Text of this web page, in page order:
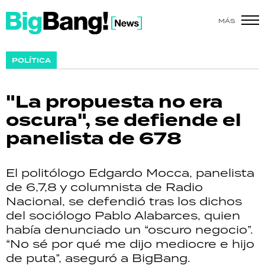
MÁS
POLÍTICA
"La propuesta no era
oscura", se defiende el
panelista de 678
El politólogo Edgardo Mocca, panelista
de 6,7,8 y columnista de Radio
Nacional, se defendió tras los dichos
del sociólogo Pablo Alabarces, quien
había denunciado un “oscuro negocio”.
“No sé por qué me dijo mediocre e hijo
de puta”, aseguró a BigBang.
SHOW
ACTUALIDAD
POLICIALES
ECONOMÍA
GRAN HERMANO
SALUD
DEPORTES